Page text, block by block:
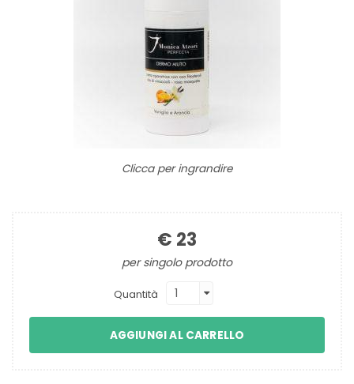
Clicca per ingrandire
€ 23
per singolo prodotto
Quantità
AGGIUNGI AL CARRELLO